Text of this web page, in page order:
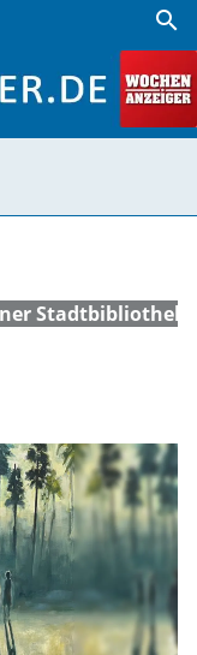
search
Stadtbibliothek